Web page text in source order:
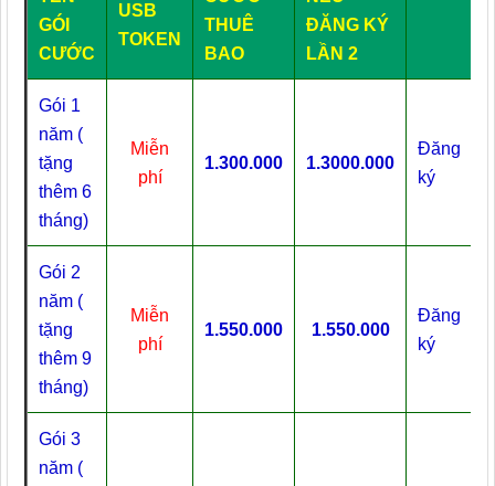
GÓI
CƯỚC
USB
TOKEN
THUÊ
BAO
ĐĂNG KÝ
LẦN 2
Gói 1
năm (
tặng
thêm 6
tháng)
Miễn
phí
1.300.000 1.3000.000
Đăng
ký
Gói 2
năm (
tặng
thêm 9
tháng)
Miễn
phí
1.550.000 1.550.000
Đăng
ký
Gói 3
năm (